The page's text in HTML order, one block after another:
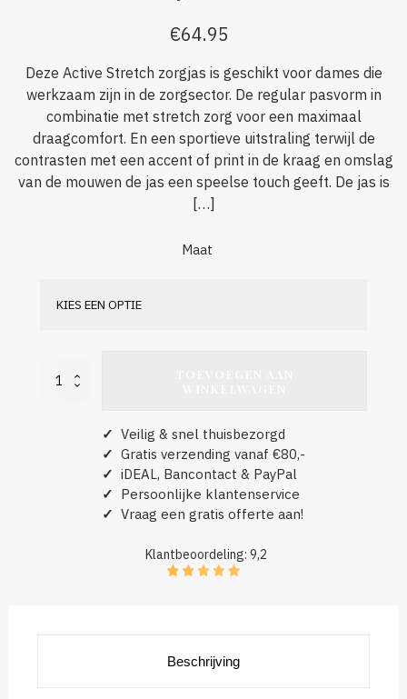
€64.95
Deze Active Stretch zorgjas is geschikt voor dames die
werkzaam zijn in de zorgsector. De regular pasvorm in
combinatie met stretch zorg voor een maximaal
draagcomfort. En een sportieve uitstraling terwijl de
contrasten met een accent of print in de kraag en omslag
van de mouwen de jas een speelse touch geeft. De jas is
[…]
Maat
Nowtex
Julia
✓ Veilig & snel thuisbezorgd
✓ Gratis verzending vanaf €80,-
✓ iDEAL, Bancontact & PayPal
✓ Persoonlijke klantenservice
✓ Vraag een gratis offerte aan!
Klantbeoordeling: 9,2
Beschrijving